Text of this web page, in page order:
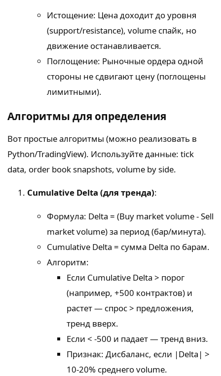
Истощение: Цена доходит до уровня
(support/resistance), volume спайк, но
движение останавливается.
Поглощение: Рыночные ордера одной
стороны не сдвигают цену (поглощены
лимитными).
Алгоритмы для определения
Вот простые алгоритмы (можно реализовать в
Python/TradingView). Используйте данные: tick
data, order book snapshots, volume by side.
Cumulative Delta (для тренда):
Формула: Delta = (Buy market volume - Sell
market volume) за период (бар/минута).
Cumulative Delta = сумма Delta по барам.
Алгоритм:
Если Cumulative Delta > порог
(например, +500 контрактов) и
растет — спрос > предложения,
тренд вверх.
Если < -500 и падает — тренд вниз.
Признак: Дисбаланс, если |Delta| >
10-20% среднего volume.